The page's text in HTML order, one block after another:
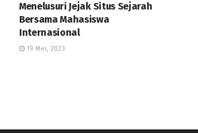
Menelusuri Jejak Situs Sejarah
Bersama Mahasiswa
Internasional
19 Mei, 2023